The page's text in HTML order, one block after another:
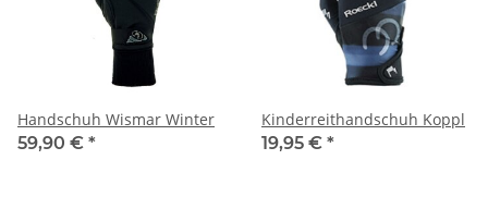
Handschuh Wismar Winter
59,90 € *
Kinderreithandschuh Koppl
19,95 € *